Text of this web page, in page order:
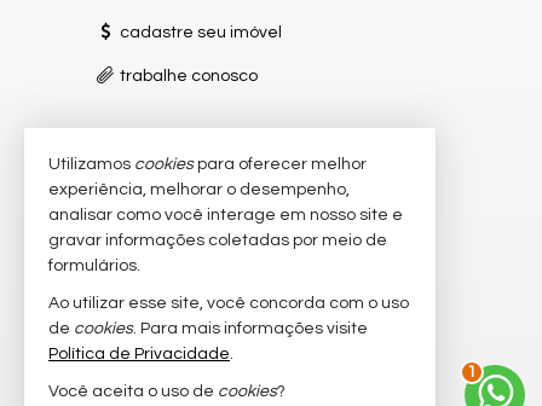
cadastre seu imóvel
trabalhe conosco
VEJA MAIS
receba nosso newsletter
imóveis favoritos
mapa de imóveis
1
Utilizamos cookiespara oferecer melhor
experiência, melhorar o desempenho,
analisar como você interage em nosso site e
gravar informações coletadas por meio de
formulários.
Ao utilizar esse site, você concorda com o uso
de cookies. Para mais informações visite
Política de Privacidade.
Você aceita o uso de cookies?